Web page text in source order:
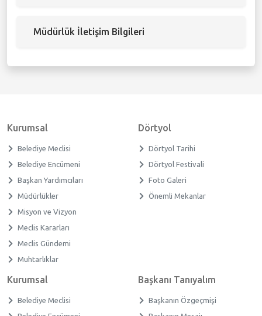
Müdürlük İletişim Bilgileri
Kurumsal
Belediye Meclisi
Belediye Encümeni
Başkan Yardımcıları
Müdürlükler
Misyon ve Vizyon
Meclis Kararları
Meclis Gündemi
Muhtarlıklar
Dörtyol
Dörtyol Tarihi
Dörtyol Festivali
Foto Galeri
Önemli Mekanlar
Kurumsal
Belediye Meclisi
Başkanı Tanıyalım
Başkanın Özgeçmişi